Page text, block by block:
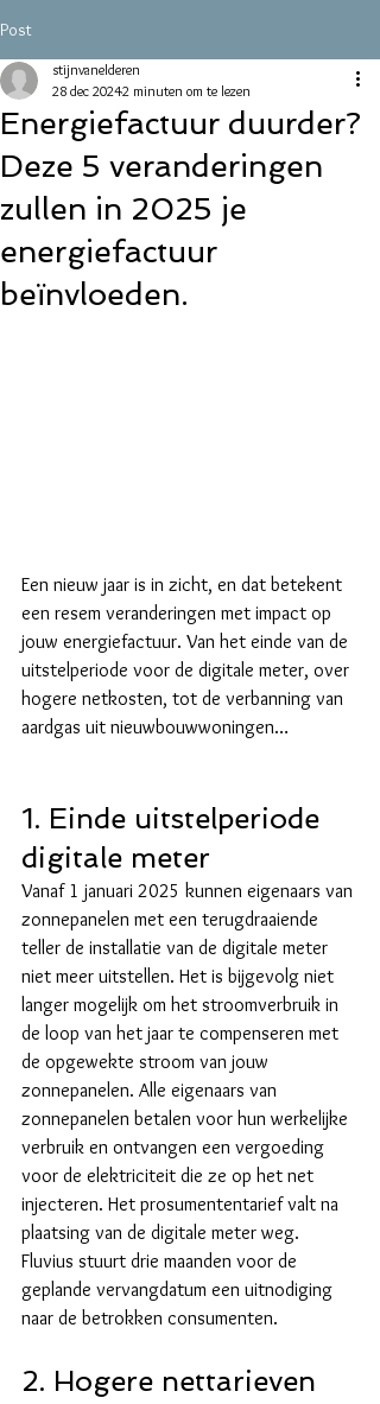
Post
Energiefactuur duurder?
Deze 5 veranderingen
zullen in 2025 je
energiefactuur
beïnvloeden.
stijnvanelderen
28 dec 20242 minuten om te lezen
Een nieuw jaar is in zicht, en dat betekent
een resem veranderingen met impact op
jouw energiefactuur. Van het einde van de
uitstelperiode voor de digitale meter, over
hogere netkosten, tot de verbanning van
aardgas uit nieuwbouwwoningen…
1. Einde uitstelperiode
digitale meter
Vanaf 1 januari 2025 kunnen eigenaars van
zonnepanelen met een terugdraaiende
teller de installatie van de digitale meter
niet meer uitstellen. Het is bijgevolg niet
langer mogelijk om het stroomverbruik in
de loop van het jaar te compenseren met
de opgewekte stroom van jouw
zonnepanelen. Alle eigenaars van
zonnepanelen betalen voor hun werkelijke
verbruik en ontvangen een vergoeding
voor de elektriciteit die ze op het net
injecteren. Het prosumententarief valt na
plaatsing van de digitale meter weg.
Fluvius stuurt drie maanden voor de
geplande vervangdatum een uitnodiging
naar de betrokken consumenten.
2. Hogere nettarieven